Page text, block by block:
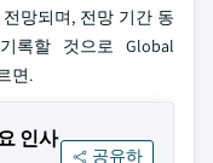
망되며, 전망 기간 동
록할 것으로 Global
면.
인사
공유하